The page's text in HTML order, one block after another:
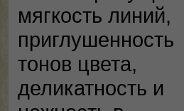
мягкость линий,
приглушенность
тонов цвета,
деликатность и